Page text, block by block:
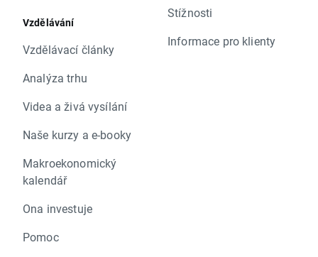
Vzdělávání
Vzdělávací články
Analýza trhu
Videa a živá vysílání
Naše kurzy a e-booky
Makroekonomický
kalendář
Ona investuje
Pomoc
Stížnosti
Informace pro klienty